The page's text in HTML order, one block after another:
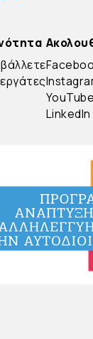
YouTube
LinkedIn